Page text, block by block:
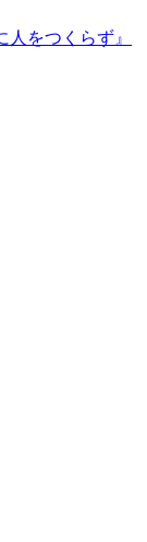
をつくらず』